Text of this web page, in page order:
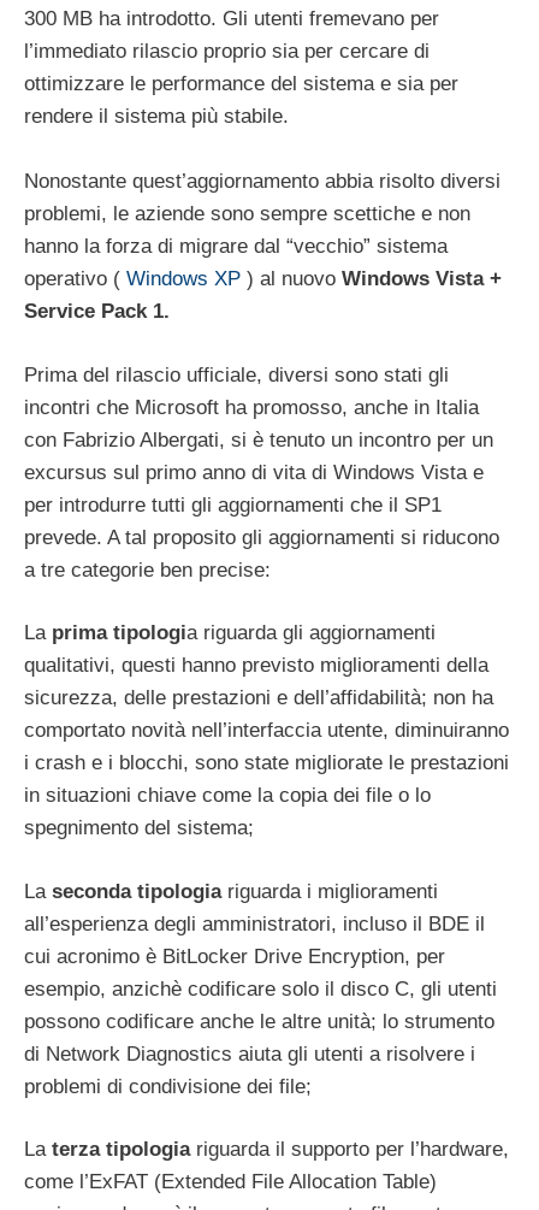
300 MB ha introdotto. Gli utenti fremevano per
l’immediato rilascio proprio sia per cercare di
ottimizzare le performance del sistema e sia per
rendere il sistema più stabile.
Nonostante quest’aggiornamento abbia risolto diversi
problemi, le aziende sono sempre scettiche e non
hanno la forza di migrare dal “vecchio” sistema
operativo ( Windows XP ) al nuovo Windows Vista +
Service Pack 1.
Prima del rilascio ufficiale, diversi sono stati gli
incontri che Microsoft ha promosso, anche in Italia
con Fabrizio Albergati, si è tenuto un incontro per un
excursus sul primo anno di vita di Windows Vista e
per introdurre tutti gli aggiornamenti che il SP1
prevede. A tal proposito gli aggiornamenti si riducono
a tre categorie ben precise:
La prima tipologia riguarda gli aggiornamenti
qualitativi, questi hanno previsto miglioramenti della
sicurezza, delle prestazioni e dell’affidabilità; non ha
comportato novità nell’interfaccia utente, diminuiranno
i crash e i blocchi, sono state migliorate le prestazioni
in situazioni chiave come la copia dei file o lo
spegnimento del sistema;
La seconda tipologiariguarda i miglioramenti
all’esperienza degli amministratori, incluso il BDE il
cui acronimo è BitLocker Drive Encryption, per
esempio, anzichè codificare solo il disco C, gli utenti
possono codificare anche le altre unità; lo strumento
di Network Diagnostics aiuta gli utenti a risolvere i
problemi di condivisione dei file;
La terza tipologiariguarda il supporto per l’hardware,
come l’ExFAT (Extended File Allocation Table)